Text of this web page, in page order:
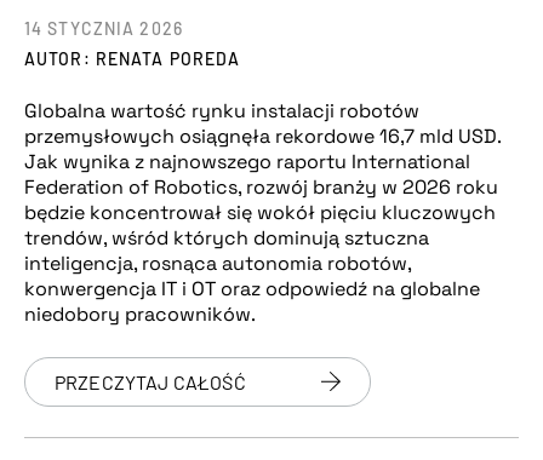
AUTOR: RENATA POREDA
14 STYCZNIA 2026
Globalna wartość rynku instalacji robotów
przemysłowych osiągnęła rekordowe 16,7 mld USD.
Jak wynika z najnowszego raportu International
Federation of Robotics, rozwój branży w 2026 roku
będzie koncentrował się wokół pięciu kluczowych
trendów, wśród których dominują sztuczna
inteligencja, rosnąca autonomia robotów,
konwergencja IT i OT oraz odpowiedź na globalne
niedobory pracowników.
PRZECZYTAJ CAŁOŚĆ